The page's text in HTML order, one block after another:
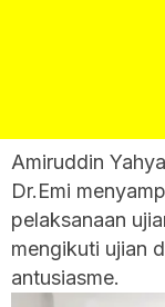
Amiruddin
Dr.Emi
pelaksanaan
mengikuti ujian
antusiasme.